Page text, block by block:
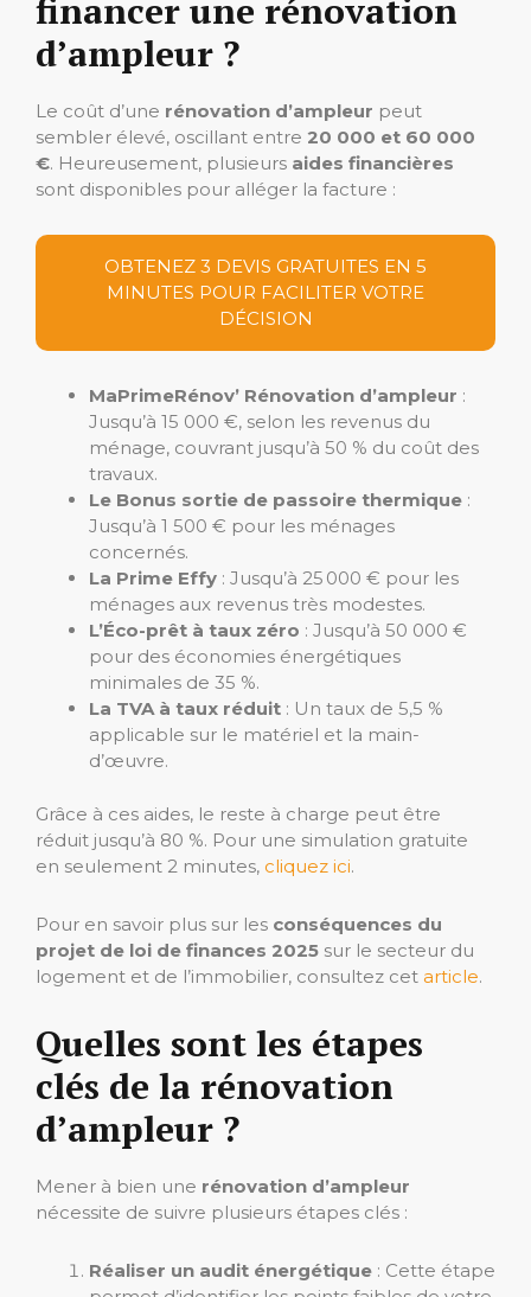
financer une rénovation
d’ampleur ?
Le coût d’une rénovation d’ampleur peut
sembler élevé, oscillant entre 20 000 et 60 000
€. Heureusement, plusieurs aides financières
sont disponibles pour alléger la facture :
OBTENEZ 3 DEVIS GRATUITES EN 5
MINUTES POUR FACILITER VOTRE
DÉCISION
MaPrimeRénov’ Rénovation d’ampleur :
Jusqu’à 15 000 €, selon les revenus du
ménage, couvrant jusqu’à 50 % du coût des
travaux.
Le Bonus sortie de passoire thermique :
Jusqu’à 1 500 € pour les ménages
concernés.
La Prime Effy : Jusqu’à 25 000 € pour les
ménages aux revenus très modestes.
L’Éco-prêt à taux zéro : Jusqu’à 50 000 €
pour des économies énergétiques
minimales de 35 %.
La TVA à taux réduit : Un taux de 5,5 %
applicable sur le matériel et la main-
d’œuvre.
Grâce à ces aides, le reste à charge peut être
réduit jusqu’à 80 %. Pour une simulation gratuite
en seulement 2 minutes, cliquez ici.
Pour en savoir plus sur les conséquences du
projet de loi de finances 2025 sur le secteur du
logement et de l’immobilier, consultez cet article.
Quelles sont les étapes
clés de la rénovation
d’ampleur ?
Mener à bien une rénovation d’ampleur
nécessite de suivre plusieurs étapes clés :
Réaliser un audit énergétique : Cette étape